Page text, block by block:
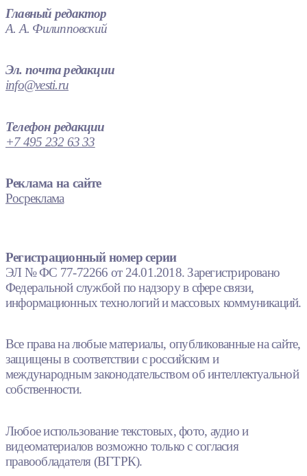
Главный редактор
А. А. Филипповский
Эл. почта редакции
info@vesti.ru
Телефон редакции
+7 495 232 63 33
Реклама на сайте
Росреклама
Регистрационный номер серии
ЭЛ № ФС 77-72266 от 24.01.2018. Зарегистрировано
Федеральной службой по надзору в сфере связи,
информационных технологий и массовых коммуникаций.
Все права на любые материалы, опубликованные на сайте,
защищены в соответствии с российским и
международным законодательством об интеллектуальной
собственности.
Любое использование текстовых, фото, аудио и
видеоматериалов возможно только с согласия
правообладателя (ВГТРК).